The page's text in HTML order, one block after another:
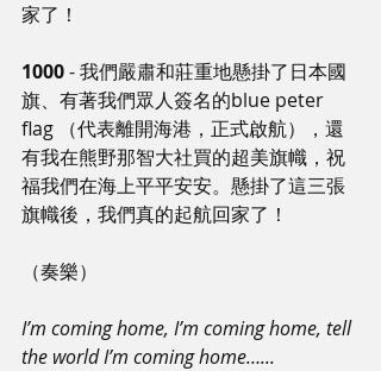
家了！
1000 - 我們嚴肅和莊重地懸掛了日本國
旗、有著我們眾人簽名的blue peter
flag （代表離開海港，正式啟航），還
有我在熊野那智大社買的超美旗幟，祝
福我們在海上平平安安。懸掛了這三張
旗幟後，我們真的起航回家了！
（奏樂）
I’m coming home, I’m coming home, tell
the world I’m coming home…...